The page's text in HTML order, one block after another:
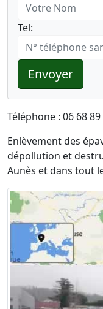
Tel:
Envoyer
Téléphone : 06 68 89
Enlèvement des
dépollution et
Aunès et dans tout